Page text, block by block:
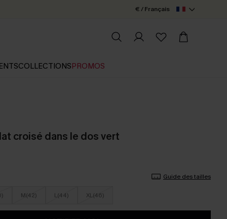
€ / Français
COLLECTIONSPROMOS
croisé dans le dos vert
Guide des tailles
M(42) L(44) XL(46)